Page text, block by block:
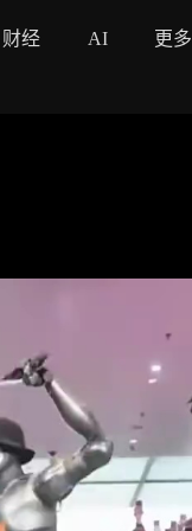
财经 AI 更多